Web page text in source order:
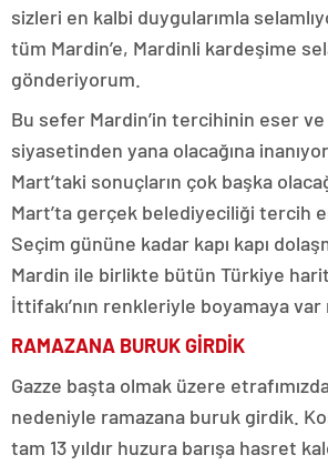
sizleri en kalbi duygularımla
tüm Mardin’e, Mardinli kardeşime
gönderiyorum.
Bu sefer Mardin’in tercihinin eser
siyasetinden yana olacağına
Mart’taki sonuçların çok başka
Mart’ta gerçek belediyeciliği tercih
Seçim gününe kadar kapı kapı
Mardin ile birlikte bütün Türkiye
İttifakı’nın renkleriyle boyamaya var
RAMAZANA BURUK GİRDİK
Gazze başta olmak üzere
nedeniyle ramazana buruk girdik.
tam 13 yıldır huzura barışa hasret